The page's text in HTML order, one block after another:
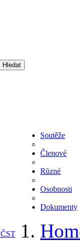
Soutěže
Členové
Různé
Osobnosti
Dokumenty